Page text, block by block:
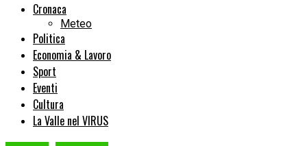
Cronaca
Meteo
Politica
Economia & Lavoro
Sport
Eventi
Cultura
La Valle nel VIRUS